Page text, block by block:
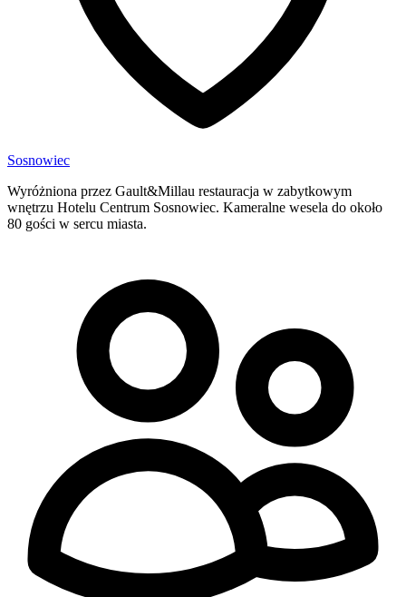
Sosnowiec
Wyróżniona przez Gault&Millau restauracja w zabytkowym
wnętrzu Hotelu Centrum Sosnowiec. Kameralne wesela do około
80 gości w sercu miasta.